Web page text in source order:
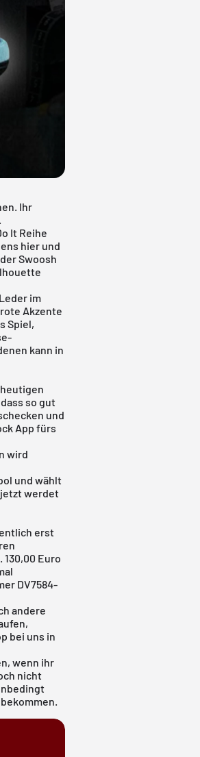
Ihr
It Reihe
hier und
Swoosh
im
Akzente
Spiel,
kann in
so gut
und
App fürs
wird
und wählt
werdet
erst
Euro
DV7584-
andere
bei uns in
wenn ihr
nicht